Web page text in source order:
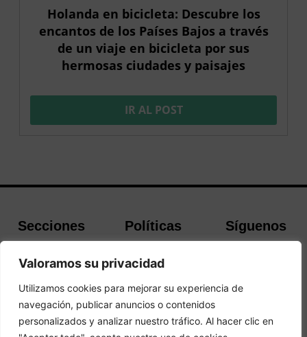
Valoramos su privacidad
Utilizamos cookies para mejorar su experiencia de
navegación, publicar anuncios o contenidos
personalizados y analizar nuestro tráfico. Al hacer clic en
Holanda en bicicleta: Descubre los
encantos de los Países Bajos a través
de un viaje en bicicleta por sus
hermosas ciudades y paisajes
IR AL POST
Secciones
Buscador de
Hoteles
Guías de Viajes
Políticas
cookies
Aviso Legal
Política de
Síguenos